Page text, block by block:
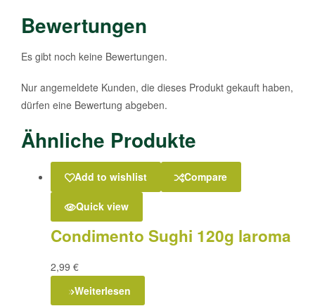
Bewertungen
Es gibt noch keine Bewertungen.
Nur angemeldete Kunden, die dieses Produkt gekauft haben,
dürfen eine Bewertung abgeben.
Ähnliche Produkte
Add to wishlist Compare
Quick view
Condimento Sughi 120g laroma
2,99 €
Weiterlesen